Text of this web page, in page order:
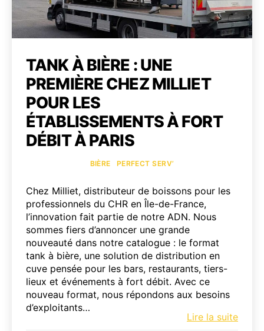
TANK À BIÈRE : UNE
PREMIÈRE CHEZ MILLIET
POUR LES
ÉTABLISSEMENTS À FORT
DÉBIT À PARIS
BIÈRE PERFECT SERV’
Chez Milliet, distributeur de boissons pour les
professionnels du CHR en Île-de-France,
l’innovation fait partie de notre ADN. Nous
sommes fiers d’annoncer une grande
nouveauté dans notre catalogue : le format
tank à bière, une solution de distribution en
cuve pensée pour les bars, restaurants, tiers-
lieux et événements à fort débit. Avec ce
nouveau format, nous répondons aux besoins
d’exploitants…
Lire la suiteTank